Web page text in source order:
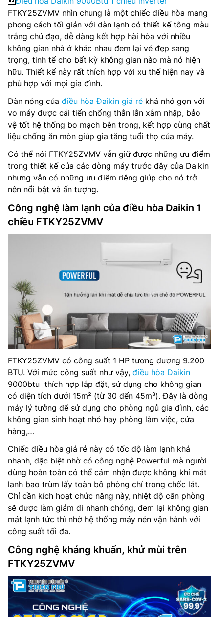
FTKY25ZVMV nhìn chung là một chiếc điều hòa mang
phong cách tối giản với dàn lạnh có thiết kế tông màu
trắng chủ đạo, dễ dàng kết hợp hài hòa với nhiều
không gian nhà ở khác nhau đem lại vẻ đẹp sang
trọng, tinh tế cho bất kỳ không gian nào mà nó hiện
hữu. Thiết kế này rất thích hợp với xu thế hiện nay và
phù hợp với mọi gia đình.
Dàn nóng của điều hòa Đaikin giá rẻ khá nhỏ gọn với
vo máy được cải tiến chống thằn lằn xâm nhập, bảo
vệ tốt hệ thống bo mạch bên trong, kết hợp cùng chất
liệu chống ăn mòn giúp gia tăng tuổi thọ của máy.
Có thể nói FTKY25ZVMV vẫn giữ được những ưu điểm
trong thiết kế của các dòng máy trước đây của Daikin
nhưng vẫn có những ưu điểm riêng giúp cho nó trở
nên nổi bật và ấn tượng.
Công nghệ làm lạnh của điều hòa Daikin 1
chiều FTKY25ZVMV
FTKY25ZVMV có công suất 1 HP tương đương 9.200
BTU. Với mức công suất như vậy, điều hòa Daikin
9000btu thích hợp lắp đặt, sử dụng cho không gian
có diện tích dưới 15m² (từ 30 đến 45m³). Đây là dòng
máy lý tưởng để sử dụng cho phòng ngủ gia đình, các
không gian sinh hoạt nhỏ hay phòng làm việc, cửa
hàng,…
Chiếc điều hòa giá rẻ này có tốc độ làm lạnh khá
nhanh, đặc biệt nhờ có công nghệ Powerful mà người
dùng hoàn toàn có thể cảm nhận được không khí mát
lạnh bao trùm lấy toàn bộ phòng chỉ trong chốc lát.
Chỉ cần kích hoạt chức năng này, nhiệt độ căn phòng
sẽ được làm giảm đi nhanh chóng, đem lại không gian
mát lạnh tức thì nhờ hệ thống máy nén vận hành với
công suất tối đa.
Công nghệ kháng khuẩn, khử mùi trên
FTKY25ZVMV